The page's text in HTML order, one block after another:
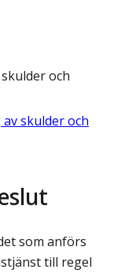
och
skulder och
som anförs
till regel